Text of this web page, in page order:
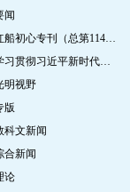
闻
第05版：红船初心专刊（总第1147期）
第06版：学习贯彻习近平新时代中国特色社会主义思想专刊
明视野
版
科文新闻
合新闻
论